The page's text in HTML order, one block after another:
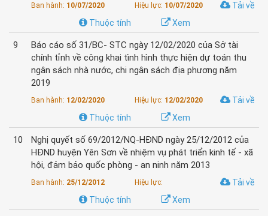
Ban hành: 10/07/2020 Hiệu lực: 10/07/2020
Tải về
Xem
Thuộc tính
9
Báo cáo số 31/BC- STC ngày 12/02/2020 của Sở tài
chính tỉnh về công khai tình hình thực hiện dự toán thu
ngân sách nhà nước, chi ngân sách địa phương năm
2019
Ban hành: 12/02/2020 Hiệu lực: 12/02/2020
Tải về
Xem
Thuộc tính
10
Nghị quyết số 69/2012/NQ-HĐND ngày 25/12/2012 của
HĐND huyện Yên Sơn về nhiệm vụ phát triển kinh tế - xã
hội, đảm bảo quốc phòng - an ninh năm 2013
Ban hành: 25/12/2012 Hiệu lực:
Tải về
Xem
Thuộc tính